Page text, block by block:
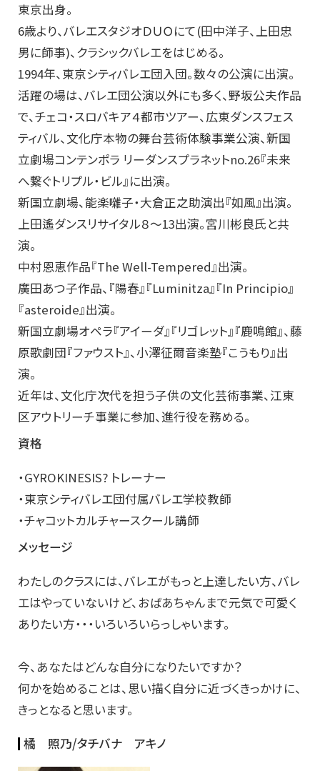
東京出身。
6歳より、バレエスタジオＤＵＯにて(田中洋子、上田忠
男に師事)、クラシックバレエをはじめる。
1994年、東京シティバレエ団入団。数々の公演に出演。
活躍の場は、バレエ団公演以外にも多く、野坂公夫作品
で、チェコ・スロバキア４都市ツアー、広東ダンスフェス
ティバル、文化庁本物の舞台芸術体験事業公演、新国
立劇場コンテンポラ リーダンスプラネットno.26『未来
へ繋ぐトリプル・ビル』に出演。
新国立劇場、能楽囃子・大倉正之助演出『如風』出演。
上田遙ダンスリサイタル８～13出演。宮川彬良氏と共
演。
中村恩恵作品『The Well-Tempered』出演。
廣田あつ子作品、『陽春』『Luminitza』『In Principio』
『asteroide』出演。
新国立劇場オペラ『アイーダ』『リゴレット』『鹿鳴館』、藤
原歌劇団『ファウスト』、小澤征爾音楽塾『こうもり』出
演。
近年は、文化庁次代を担う子供の文化芸術事業、江東
区アウトリーチ事業に参加、進行役を務める。
資格
・GYROKINESIS? トレーナー
・東京シティバレエ団付属バレエ学校教師
・チャコットカルチャースクール講師
メッセージ
わたしのクラスには、バレエがもっと上達したい方、バレ
エはやっていないけど、おばあちゃんまで元気で可愛く
ありたい方・・・いろいろいらっしゃいます。
今、あなたはどんな自分になりたいですか？
何かを始めることは、思い描く自分に近づくきっかけに、
きっとなると思います。
橘 照乃/タチバナ アキノ